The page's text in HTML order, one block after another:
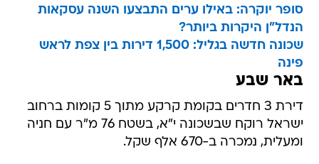
סופר יוקרה: באילו ערים התבצעו השנה עסקאות
הנדל"ן היקרות ביותר?
שכונה חדשה בגליל: 1,500 דירות בין צפת לראש
פינה
באר שבע
דירת 3 חדרים בקומת קרקע מתוך 5 קומות ברחוב
ישראל רוקח שבשכונה י"א, בשטח 76 מ"ר עם חניה
ומעלית, נמכרה ב-670 אלף שקל.